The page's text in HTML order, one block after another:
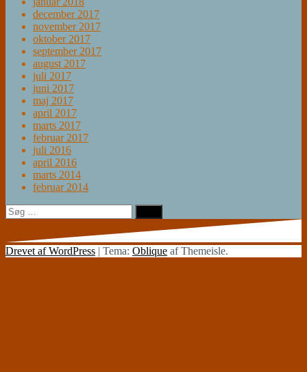
december 2017
november 2017
oktober 2017
september 2017
august 2017
juli 2017
juni 2017
maj 2017
april 2017
marts 2017
februar 2017
juli 2016
april 2016
marts 2014
februar 2014
Søg
efter:
Drevet af WordPress | Tema: Oblique af Themeisle.